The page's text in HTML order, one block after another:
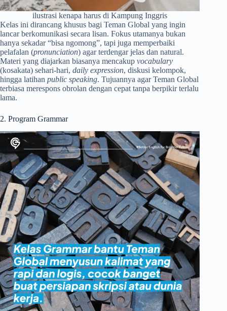
ilustrasi kenapa harus di Kampung Inggris
Kelas ini dirancang khusus bagi Teman Global yang ingin
lancar berkomunikasi secara lisan. Fokus utamanya bukan
hanya sekadar “bisa ngomong”, tapi juga memperbaiki
pelafalan (pronunciation) agar terdengar jelas dan natural.
Materi yang diajarkan biasanya mencakup vocabulary
(kosakata) sehari-hari, daily expression, diskusi kelompok,
hingga latihan public speaking. Tujuannya agar Teman Global
terbiasa merespons obrolan dengan cepat tanpa berpikir terlalu
lama.
2. Program Grammar